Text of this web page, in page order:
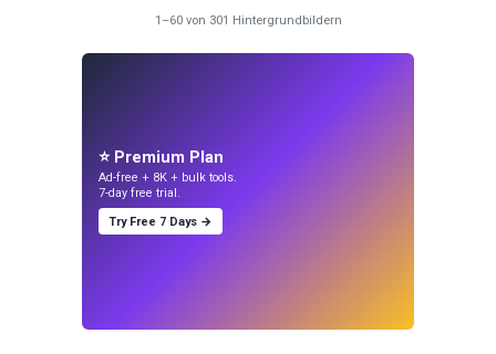
1–60 von 301 Hintergrundbildern
⭐ Premium Plan
Ad-free + 8K + bulk tools.
7-day free trial.
Try Free 7 Days →